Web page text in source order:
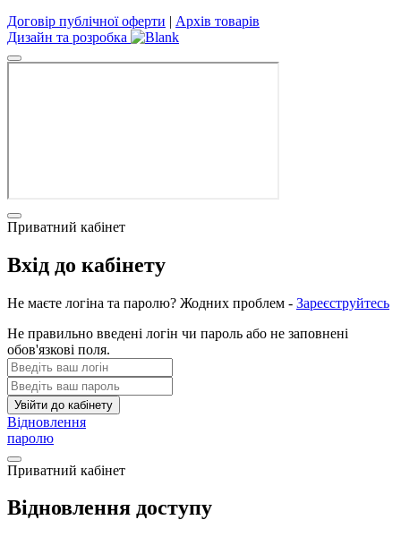
Договір публічної оферти | Архів товарів
Дизайн та розробка
Приватний кабінет
Вхід до кабінету
Не маєте логіна та паролю? Жодних проблем - Зареєструйтесь
Не правильно введені логін чи пароль або не заповнені
обов'язкові поля.
Увійти до кабінету
Відновлення
паролю
Приватний кабінет
Відновлення доступу